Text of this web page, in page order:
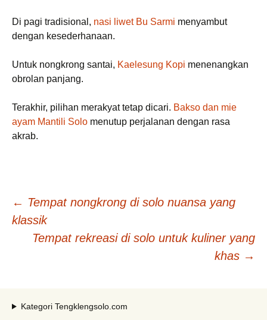
Di pagi tradisional, nasi liwet Bu Sarmi menyambut
dengan kesederhanaan.
Untuk nongkrong santai, Kaelesung Kopi menenangkan
obrolan panjang.
Terakhir, pilihan merakyat tetap dicari. Bakso dan mie
ayam Mantili Solo menutup perjalanan dengan rasa
akrab.
Navigasi
Tulisan
← Tempat nongkrong di solo nuansa yang
klassik
Tempat rekreasi di solo untuk kuliner yang
khas →
Kategori Tengklengsolo.com